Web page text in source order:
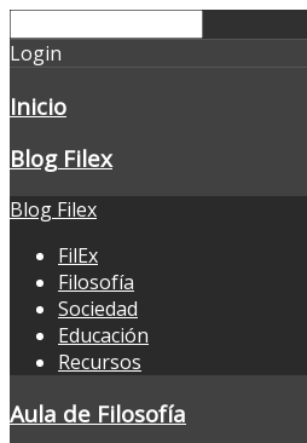
Login
Inicio
Blog Filex
Blog Filex
FilEx
Filosofía
Sociedad
Educación
Recursos
Aula de Filosofía